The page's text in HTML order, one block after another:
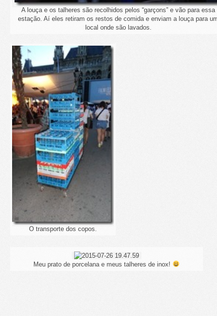
A louça e os talheres são recolhidos pelos “garçons” e vão para essa
estação. Aí eles retiram os restos de comida e enviam a louça para
local onde são lavados.
O transporte dos copos.
Meu prato de porcelana e meus talheres de inox!